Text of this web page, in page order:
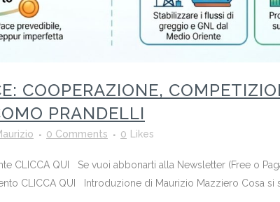
COOPERAZIONE,
PRANDELLI
0 Comments 0 Likes
CLICCA QUI Se vuoi abbonarti alla Newsletter (Free o
CLICCA QUI Introduzione di Maurizio Mazziero Cosa si